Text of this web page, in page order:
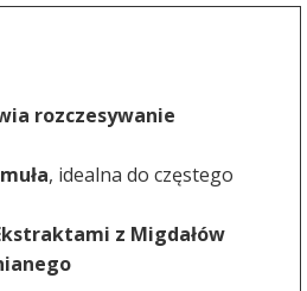
rozczesywanie
, idealna do częstego
z Migdałów